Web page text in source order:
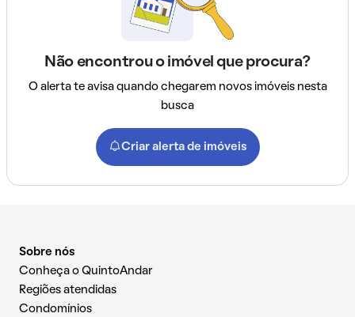
Não encontrou o imóvel que procura?
O alerta te avisa quando chegarem novos imóveis nesta
busca
Criar alerta de imóveis
Sobre nós
Conheça o QuintoAndar
Regiões atendidas
Condomínios